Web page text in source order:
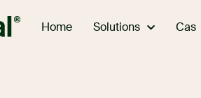
Home Solutions Cas